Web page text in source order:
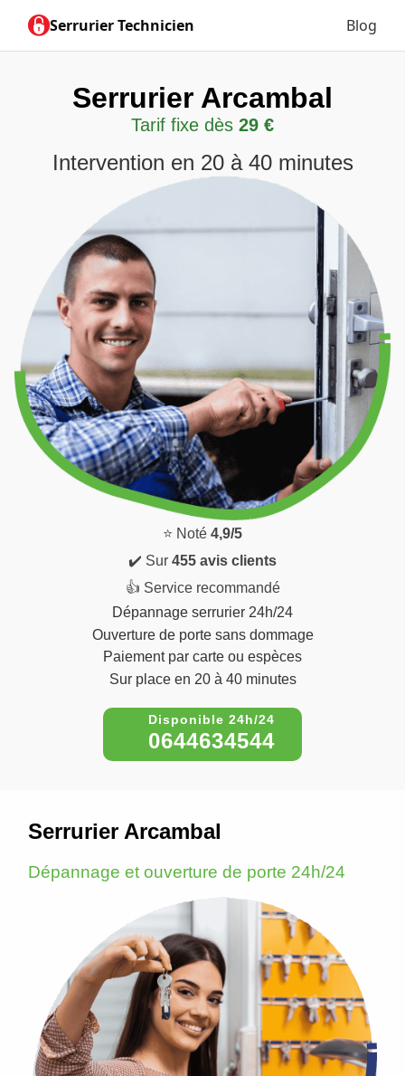
Serrurier Technicien Blog
Serrurier Arcambal
Tarif fixe dès 29 €
Intervention en 20 à 40 minutes
⭐ Noté 4,9/5
✔️ Sur 455 avis clients
👍 Service recommandé
Dépannage serrurier 24h/24
Ouverture de porte sans dommage
Paiement par carte ou espèces
Sur place en 20 à 40 minutes
0644634544
Serrurier Arcambal
Dépannage et ouverture de porte 24h/24